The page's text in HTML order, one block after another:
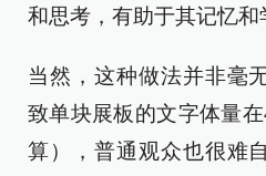
和思考，有助于其记忆和
当然，这种做法并非毫
致单块展板的文字体量
算），普通观众也很难